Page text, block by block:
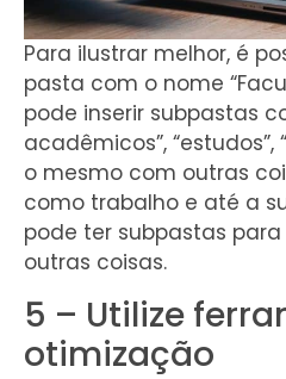
Para ilustrar melhor, é
pasta com o nome
pode inserir subpastas
acadêmicos”, “estudos”,
o mesmo com outras
como trabalho e até a
pode ter subpastas para
outras coisas.
5 – Utilize
otimização